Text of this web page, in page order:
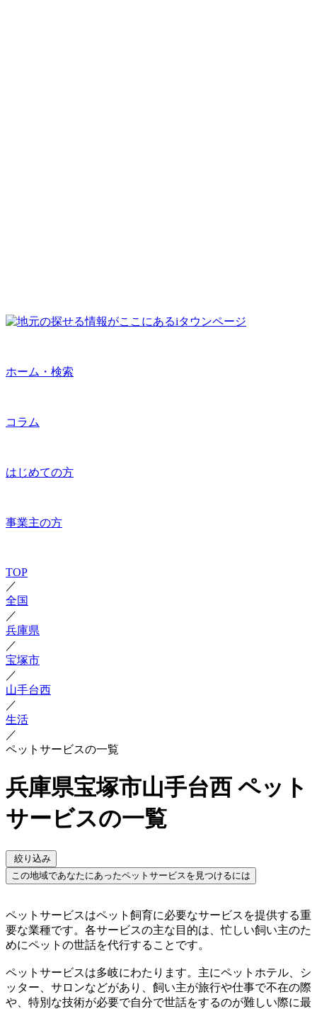
ホーム・検索
コラム
はじめての方
事業主の方
TOP
／
全国
／
兵庫県
／
宝塚市
／
山手台西
／
生活
／
ペットサービスの一覧
兵庫県宝塚市山手台西 ペット
サービスの一覧
絞り込み
この地域であなたにあったペットサービスを見つけるには
ペットサービスはペット飼育に必要なサービスを提供する重
要な業種です。各サービスの主な目的は、忙しい飼い主のた
めにペットの世話を代行することです。
ペットサービスは多岐にわたります。主にペットホテル、シ
ッター、サロンなどがあり、飼い主が旅行や仕事で不在の際
や、特別な技術が必要で自分で世話をするのが難しい際に最